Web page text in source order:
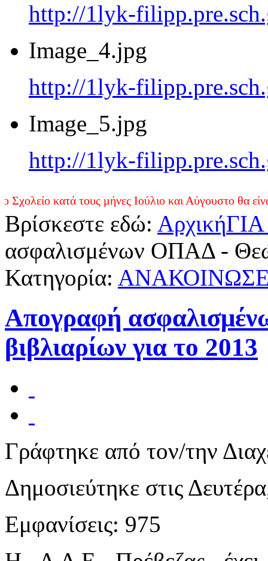
http://1lyk-
Image_4.jpg
http://1lyk-
Image_5.jpg
http://1lyk-
τους μήνες Ιούλιο και Αύγουστο θα είναι
Βρίσκεστε εδώ: Αρχική
ασφαλισμένων ΟΠΑΔ -
Κατηγορία:
Απογραφή
βιβλιαρίων για το 2013
Γράφτηκε από τον/την
Δημοσιεύτηκε στις
Εμφανίσεις: 975